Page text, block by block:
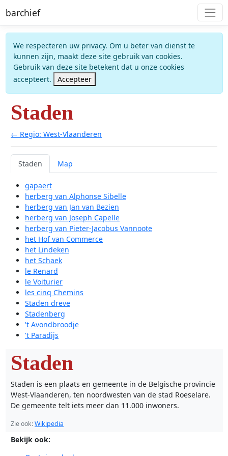
barchief
We respecteren uw privacy. Om u beter van dienst te
kunnen zijn, maakt deze site gebruik van cookies.
Gebruik van deze site betekent dat u onze cookies
accepteert.
Accepteer
Staden
← Regio: West-Vlaanderen
Staden Map
gapaert
herberg van Alphonse Sibelle
herberg van Jan van Bezien
herberg van Joseph Capelle
herberg van Pieter-Jacobus Vannoote
het Hof van Commerce
het Lindeken
het Schaek
le Renard
le Voiturier
les cinq Chemins
Staden dreve
Stadenberg
't Avondbroodje
't Paradijs
Staden
Staden is een plaats en gemeente in de Belgische provincie
West-Vlaanderen, ten noordwesten van de stad Roeselare.
De gemeente telt iets meer dan 11.000 inwoners.
Zie ook:Wikipedia
Bekijk ook: